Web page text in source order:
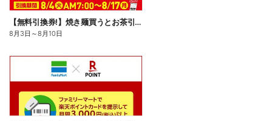
【無料引換券!】焼き麺買うとお茶引換券貰える!
8月3日 ～8月10日